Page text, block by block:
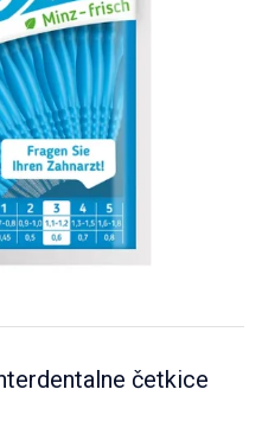
Lost password?
četkice